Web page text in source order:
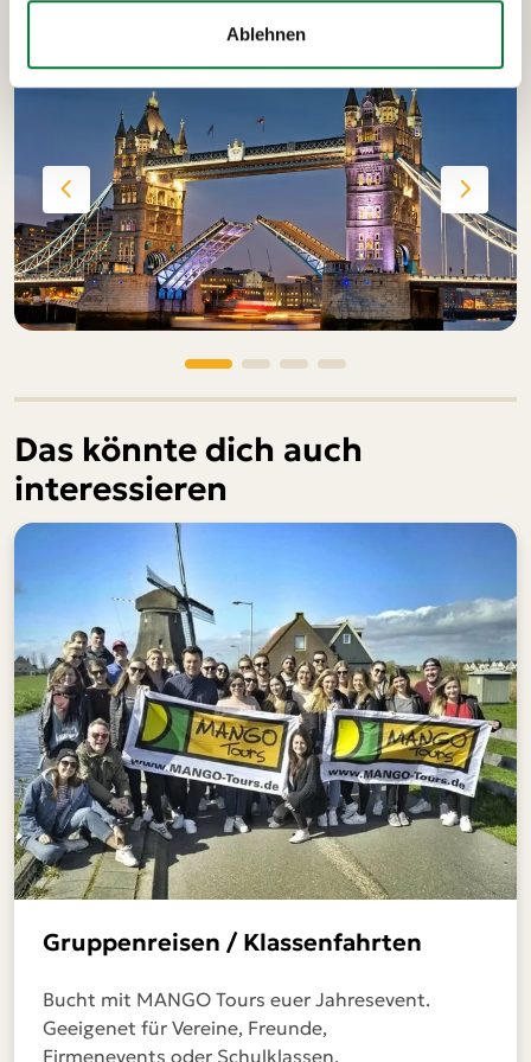
Ablehnen
Das könnte dich auch
interessieren
Gruppenreisen / Klassenfahrten
Bucht mit MANGO Tours euer Jahresevent.
Geeigenet für Vereine, Freunde,
Firmenevents oder Schulklassen.